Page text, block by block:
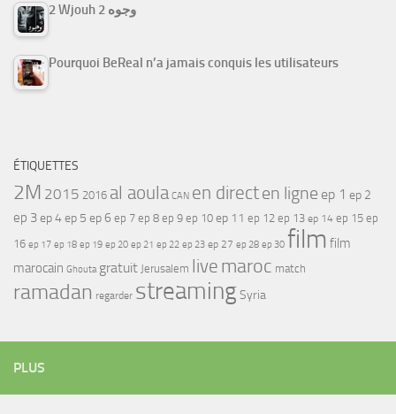
2 Wjouh 2 وجوه
Pourquoi BeReal n’a jamais conquis les utilisateurs
ÉTIQUETTES
2M 2015 2016 al aoula CAN en directen ligne ep 1 ep 2
ep 3ep 4ep 5 ep 6 ep 7 ep 8 ep 9 ep 10 ep 11 ep 12 ep 13 ep 14 ep 15 ep
16 ep 17 ep 18 ep 19 ep 20 ep 21 ep 22 ep 23 ep 27 ep 28 ep 30 film film
marocain Ghouta gratuit Jerusalem live maroc match
ramadan regarder streamingSyria
PLUS